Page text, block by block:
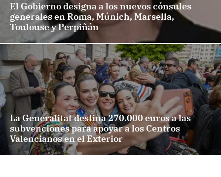
El Gobierno designa a los nuevos cónsules
generales en Roma, Múnich, Marsella,
Toulouse y Perpiñán
La Generalitat destina 270.000 euros a las
subvenciones para apoyar a los Centros
Valencianos en el Exterior